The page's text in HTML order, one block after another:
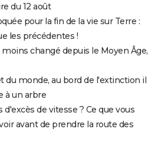
du 12 août
pour la fin de la vie sur Terre :
les précédentes !
moins changé depuis le Moyen Âge,
du monde, au bord de l'extinction il
à un arbre
de vitesse ? Ce que vous
avant de prendre la route des